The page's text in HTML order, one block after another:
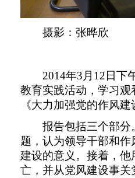
摄影：张晔欣
2014年3 月 12 日下
教育实践活动，学习
《大力加强党的作风建
报告包括三个部分
题，认为领导干部和
建设的意义。接着，
亡，并从党风建设事